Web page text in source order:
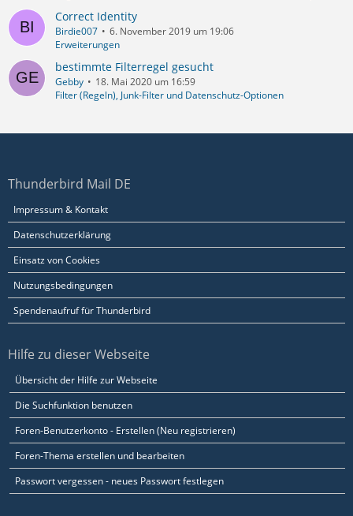
Correct Identity
Birdie007
6. November 2019 um 19:06
Erweiterungen
bestimmte Filterregel gesucht
Gebby
18. Mai 2020 um 16:59
Filter (Regeln), Junk-Filter und Datenschutz-Optionen
Thunderbird Mail DE
Impressum & Kontakt
Datenschutzerklärung
Einsatz von Cookies
Nutzungsbedingungen
Spendenaufruf für Thunderbird
Hilfe zu dieser Webseite
Übersicht der Hilfe zur Webseite
Die Suchfunktion benutzen
Foren-Benutzerkonto - Erstellen (Neu registrieren)
Foren-Thema erstellen und bearbeiten
Passwort vergessen - neues Passwort festlegen